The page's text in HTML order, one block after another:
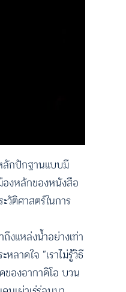
ลักปักฐานแบบมี
องหลักของหนังสือ
ติศาสตร์ในการ
งแหล่งน้ำอย่างเท่า
ลาดใจ “เราไม่รู้วิธี
องอากาดิโอ บวน